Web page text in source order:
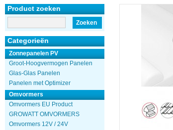
Product zoeken
Zoeken
Categorieën
Zonnepanelen PV
Groot-Hoogvermogen Panelen
Glas-Glas Panelen
Panelen met Optimizer
Omvormers
Omvormers EU Product
GROWATT OMVORMERS
Omvormers 12V / 24V